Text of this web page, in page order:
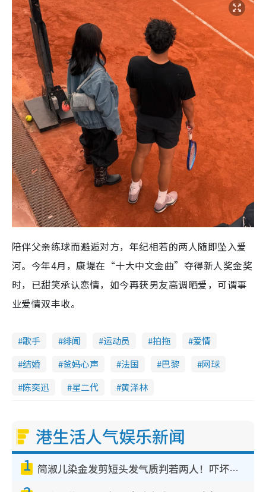
陪伴父亲练球而邂逅对方，年纪相若的两人随即坠入爱
河。今年4月，康堤在“十大中文金曲”夺得新人奖金奖
时，已甜笑承认恋情，如今再获男友高调晒爱，可谓事
业爱情双丰收。
歌手 绯闻 运动员 拍拖
爱情
结婚
爸妈心声 法国 巴黎
网球
陈奕迅
星二代 黄泽林
港生活人气娱乐新闻
1 简淑儿染金发剪短头发气质判若两人！吓坏老公麦大力都认不出：“你做什么？”